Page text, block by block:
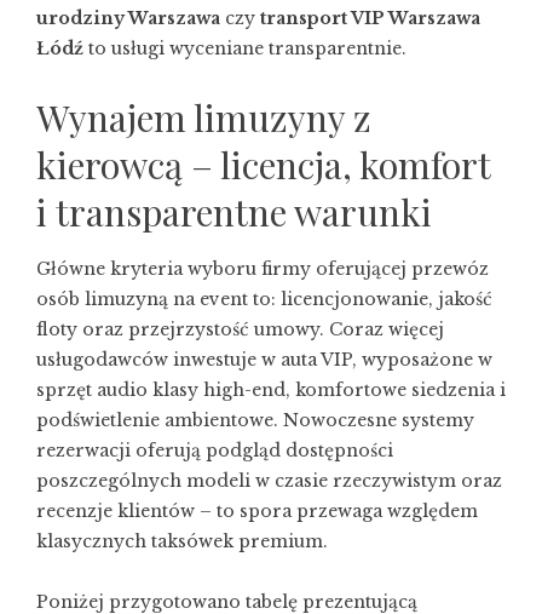
urodziny Warszawa czy transport VIP Warszawa
Łódź to usługi wyceniane transparentnie.
Wynajem limuzyny z
kierowcą – licencja, komfort
i transparentne warunki
Główne kryteria wyboru firmy oferującej przewóz
osób limuzyną na event to: licencjonowanie, jakość
floty oraz przejrzystość umowy. Coraz więcej
usługodawców inwestuje w auta VIP, wyposażone w
sprzęt audio klasy high-end, komfortowe siedzenia i
podświetlenie ambientowe. Nowoczesne systemy
rezerwacji oferują podgląd dostępności
poszczególnych modeli w czasie rzeczywistym oraz
recenzje klientów – to spora przewaga względem
klasycznych taksówek premium.
Poniżej przygotowano tabelę prezentującą